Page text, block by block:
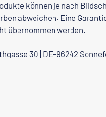
können je nach
abweichen. Eine
übernommen werden.
30 | DE-96242